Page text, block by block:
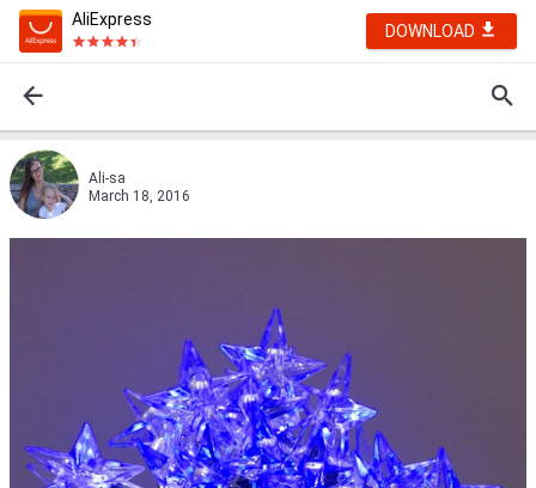
AliExpress
DOWNLOAD
Ali-sa
March 18, 2016